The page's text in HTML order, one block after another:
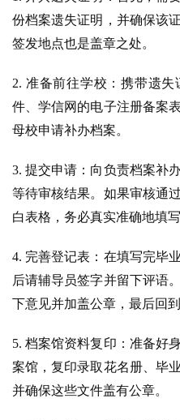
份档案遗失证明，并确保该
签发地点也是盖章之处。
2. 准备前往学校：携带遗
件、学信网的电子注册备案
母校申请补办档案。
3. 提交申请：向负责档案补
等待审核结果。如果审核通
白表格，务必真实准确地填写
4. 完善登记表：在填写完毕
后请辅导员签字并留下评语
下意见并加盖公章，最后回
5. 档案馆资料复印：准备好
案馆，复印录取花名册、毕
并确保这些文件盖有公章。